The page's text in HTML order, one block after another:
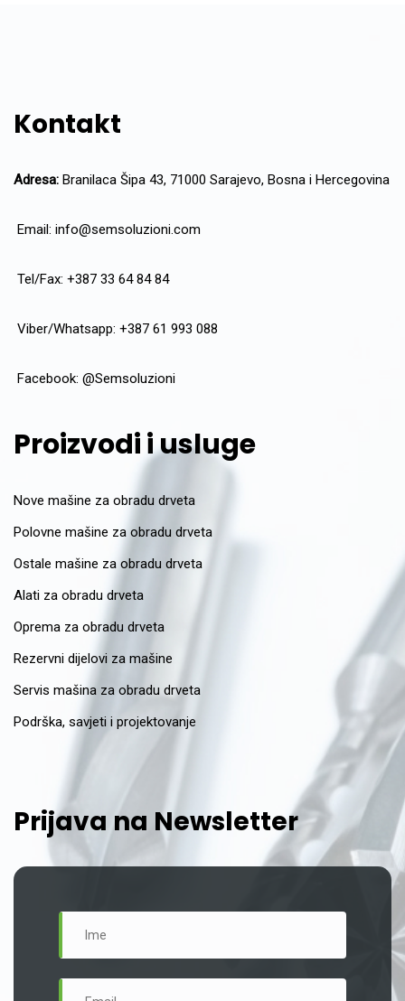
Kontakt
Adresa: Branilaca Šipa 43, 71000 Sarajevo, Bosna i Hercegovina
Email: info@semsoluzioni.com
Tel/Fax: +387 33 64 84 84
Viber/Whatsapp: +387 61 993 088
Facebook: @Semsoluzioni
Proizvodi i usluge
Nove mašine za obradu drveta
Polovne mašine za obradu drveta
Ostale mašine za obradu drveta
Alati za obradu drveta
Oprema za obradu drveta
Rezervni dijelovi za mašine
Servis mašina za obradu drveta
Podrška, savjeti i projektovanje
Prijava na Newsletter